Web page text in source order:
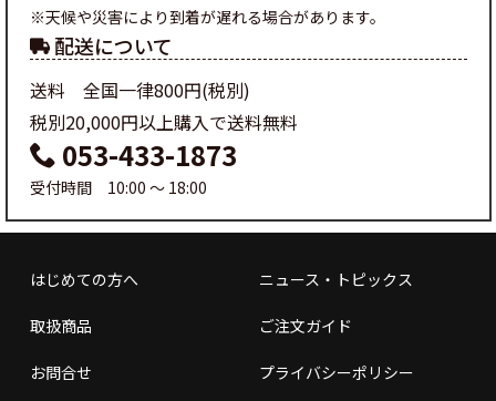
※天候や災害により到着が遅れる場合があります。
配送について
送料 全国一律800円(税別)
税別20,000円以上購入で送料無料
053-433-1873
受付時間 10:00 ～ 18:00
はじめての方へ ニュース・トピックス
取扱商品 ご注文ガイド
お問合せ プライバシーポリシー